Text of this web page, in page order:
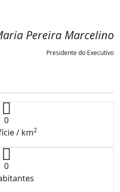
Pereira Marcelino
Presidente do Executivo
0
/ km2
0